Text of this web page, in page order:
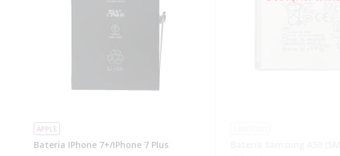
APPLE
Bateria IPhone 7+/iPhone 7 Plus